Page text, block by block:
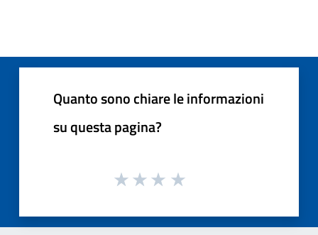
Quanto sono chiare le informazioni
su questa pagina?